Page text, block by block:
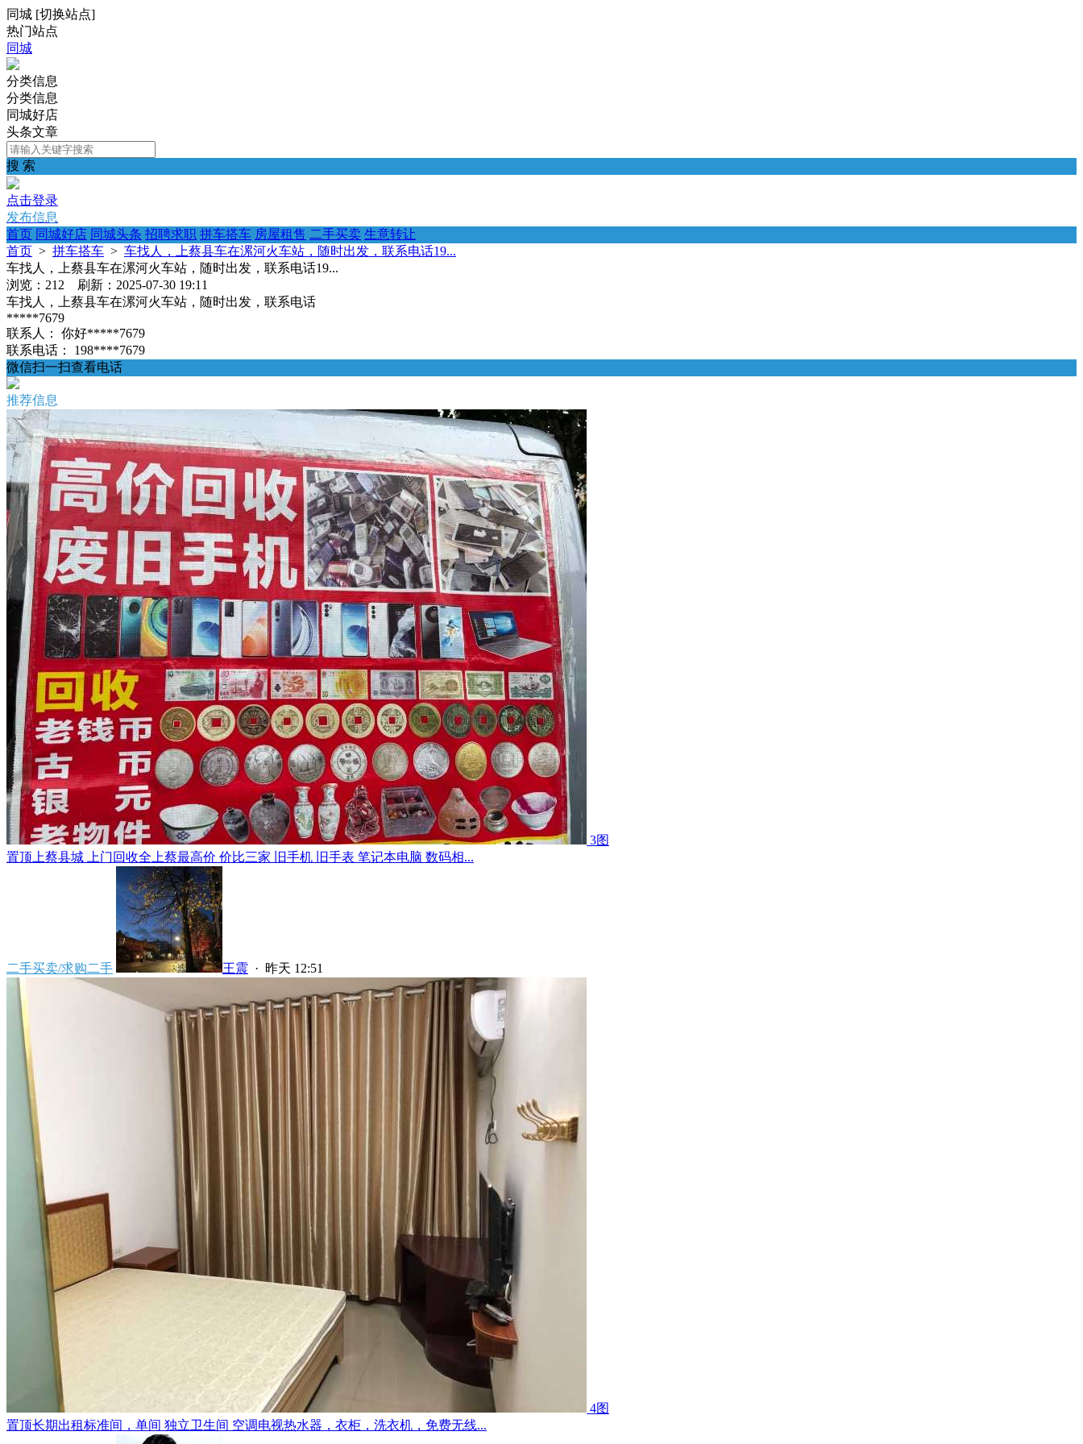
同城 [切换站点]
热门站点
同城
分类信息
分类信息
同城好店
头条文章
搜 索
点击登录
发布信息
首页 同城好店 同城头条 招聘求职 拼车搭车 房屋租售 二手买卖 生意转让
首页 > 拼车搭车 > 车找人，上蔡县车在漯河火车站，随时出发，联系电话19...
车找人，上蔡县车在漯河火车站，随时出发，联系电话19...
浏览：212 刷新：2025-07-30 19:11
车找人，上蔡县车在漯河火车站，随时出发，联系电话
*****7679
联系人：
你好*****7679
联系电话：
198****7679
微信扫一扫查看电话
推荐信息
3图
置顶 上蔡县城 上门回收全上蔡最高价 价比三家 旧手机 旧手表 笔记本电脑 数码相...
二手买卖/求购二手 王震 · 昨天 12:51
4图
置顶长期出租标准间，单间 独立卫生间 空调电视热水器，衣柜，洗衣机，免费无线...